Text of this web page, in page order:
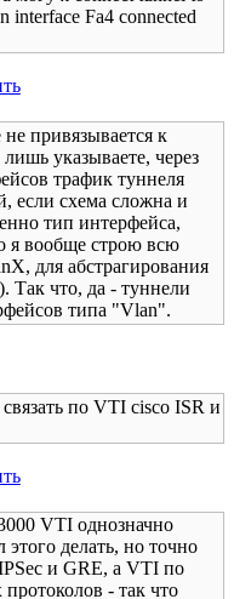
interface Fa4 connected
привязывается к
указываете, через
трафик туннеля
если схема сложна и
тип интерфейса,
я вообще строю всю
для абстрагирования
Так что, да - туннели
типа "Vlan".
по VTI cisco ISR и
VTI однозначно
делать, но точно
и GRE, а VTI по
- так что